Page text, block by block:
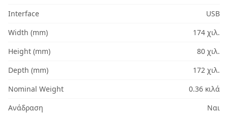
Interface
USB
Width (mm)
174 χιλ.
Height (mm)
80 χιλ.
Depth (mm)
172 χιλ.
Nominal Weight
0.36 κιλά
Ανάδραση
Ναι